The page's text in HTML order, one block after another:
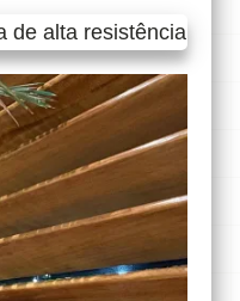
de alta resistência